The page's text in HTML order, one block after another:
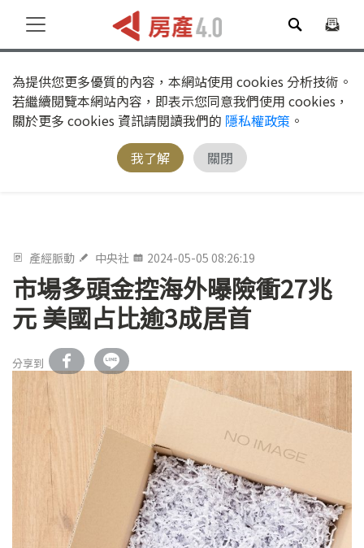
為提供您更多優質的內容，本網站使用 cookies 分析技術。
若繼續閱覽本網站內容，即表示您同意我們使用 cookies，
關於更多 cookies 資訊請閱讀我們的 隱私權政策 。
我了解
關閉
產經脈動 中央社 2024-05-05 08:26:19
市場多頭金控海外曝險衝27兆
元 美國占比逾3成居首
分享到